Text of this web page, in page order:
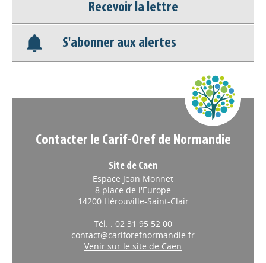
Base documentaire
Nos veilles Scoop.it
Recevoir la lettre
S'abonner aux alertes
Contacter le Carif-Oref de Normandie
Site de Caen
Espace Jean Monnet
8 place de l'Europe
14200 Hérouville-Saint-Clair
Tél. : 02 31 95 52 00
contact@cariforefnormandie.fr
Venir sur le site de Caen